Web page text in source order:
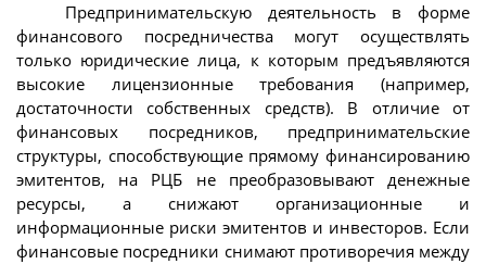
Предпринимательскую деятельность в форме
финансового посредничества могут осуществлять
только юридические лица, к которым предъявляются
высокие лицензионные требования (например,
достаточности собственных средств). В отличие от
финансовых посредников, предпринимательские
структуры, способствующие прямому финансированию
эмитентов, на РЦБ не преобразовывают денежные
ресурсы, а снижают организационные и
информационные риски эмитентов и инвесторов. Если
финансовые посредники снимают противоречия между